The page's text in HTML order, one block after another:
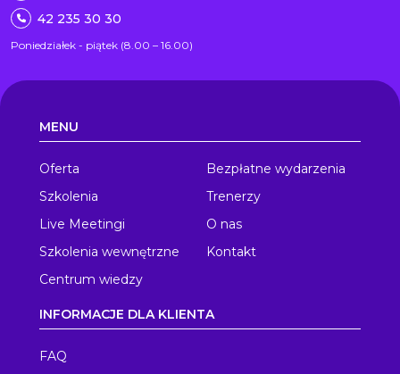
42 235 30 30
Poniedziałek - piątek (8.00 – 16.00)
MENU
Oferta
Szkolenia
Live Meetingi
Szkolenia wewnętrzne
Centrum wiedzy
Bezpłatne wydarzenia
Trenerzy
O nas
Kontakt
INFORMACJE DLA KLIENTA
FAQ